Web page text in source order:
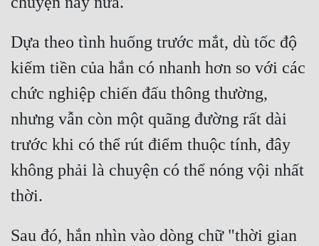
Khoa Huyễn
Khoa Huyễn Không Gian
Kinh Dị
Kiếm Hiệp
Kỳ Huyễn
Kỳ Ảo
Linh Dị
Lịch Sử
Dựa theo tình huống trước mắt, dù tốc độ
kiếm tiền của hắn có nhanh hơn so với các
chức nghiệp chiến đấu thông thường,
nhưng vẫn còn một quãng đường rất dài
trước khi có thể rút điểm thuộc tính, đây
không phải là chuyện có thể nóng vội nhất
Sau đó, hắn nhìn vào dòng chữ "thời gian